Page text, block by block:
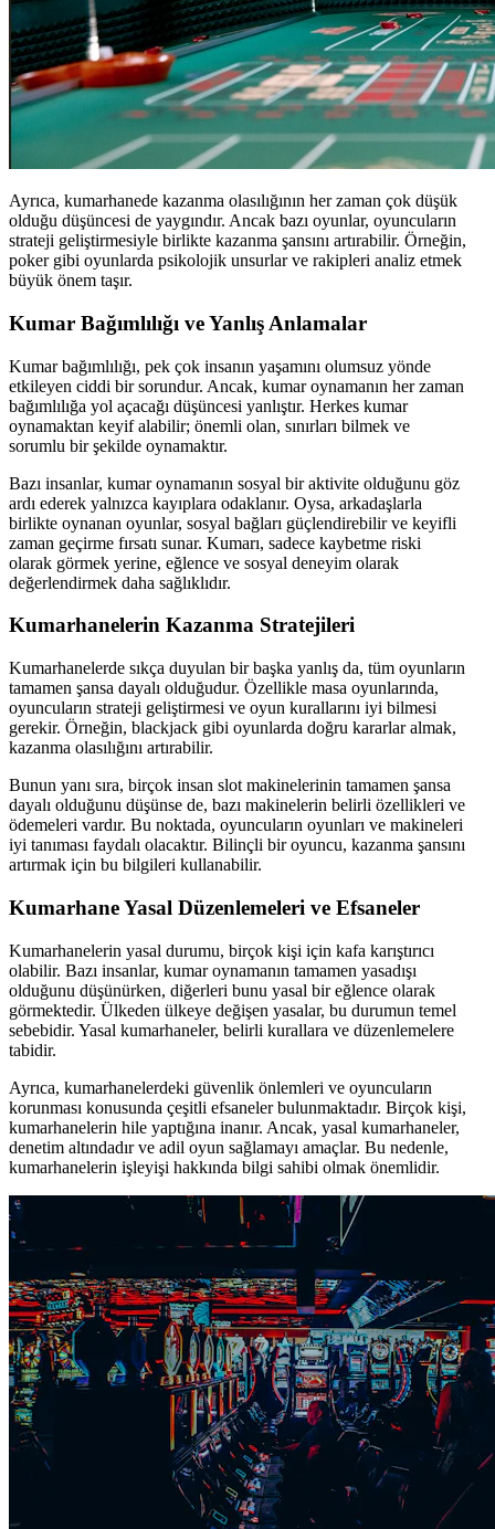
Ayrıca, kumarhanede kazanma olasılığının her zaman çok düşük
olduğu düşüncesi de yaygındır. Ancak bazı oyunlar, oyuncuların
strateji geliştirmesiyle birlikte kazanma şansını artırabilir. Örneğin,
poker gibi oyunlarda psikolojik unsurlar ve rakipleri analiz etmek
büyük önem taşır.
Kumar Bağımlılığı ve Yanlış Anlamalar
Kumar bağımlılığı, pek çok insanın yaşamını olumsuz yönde
etkileyen ciddi bir sorundur. Ancak, kumar oynamanın her zaman
bağımlılığa yol açacağı düşüncesi yanlıştır. Herkes kumar
oynamaktan keyif alabilir; önemli olan, sınırları bilmek ve
sorumlu bir şekilde oynamaktır.
Bazı insanlar, kumar oynamanın sosyal bir aktivite olduğunu göz
ardı ederek yalnızca kayıplara odaklanır. Oysa, arkadaşlarla
birlikte oynanan oyunlar, sosyal bağları güçlendirebilir ve keyifli
zaman geçirme fırsatı sunar. Kumarı, sadece kaybetme riski
olarak görmek yerine, eğlence ve sosyal deneyim olarak
değerlendirmek daha sağlıklıdır.
Kumarhanelerin Kazanma Stratejileri
Kumarhanelerde sıkça duyulan bir başka yanlış da, tüm oyunların
tamamen şansa dayalı olduğudur. Özellikle masa oyunlarında,
oyuncuların strateji geliştirmesi ve oyun kurallarını iyi bilmesi
gerekir. Örneğin, blackjack gibi oyunlarda doğru kararlar almak,
kazanma olasılığını artırabilir.
Bunun yanı sıra, birçok insan slot makinelerinin tamamen şansa
dayalı olduğunu düşünse de, bazı makinelerin belirli özellikleri ve
ödemeleri vardır. Bu noktada, oyuncuların oyunları ve makineleri
iyi tanıması faydalı olacaktır. Bilinçli bir oyuncu, kazanma şansını
artırmak için bu bilgileri kullanabilir.
Kumarhane Yasal Düzenlemeleri ve Efsaneler
Kumarhanelerin yasal durumu, birçok kişi için kafa karıştırıcı
olabilir. Bazı insanlar, kumar oynamanın tamamen yasadışı
olduğunu düşünürken, diğerleri bunu yasal bir eğlence olarak
görmektedir. Ülkeden ülkeye değişen yasalar, bu durumun temel
sebebidir. Yasal kumarhaneler, belirli kurallara ve düzenlemelere
tabidir.
Ayrıca, kumarhanelerdeki güvenlik önlemleri ve oyuncuların
korunması konusunda çeşitli efsaneler bulunmaktadır. Birçok kişi,
kumarhanelerin hile yaptığına inanır. Ancak, yasal kumarhaneler,
denetim altındadır ve adil oyun sağlamayı amaçlar. Bu nedenle,
kumarhanelerin işleyişi hakkında bilgi sahibi olmak önemlidir.